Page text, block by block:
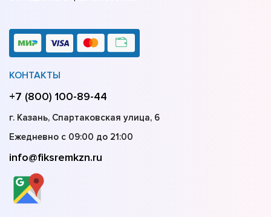
КОНТАКТЫ
+7 (800) 100-89-44
г. Казань, Спартаковская улица, 6
Ежедневно с 09:00 до 21:00
info@fiksremkzn.ru